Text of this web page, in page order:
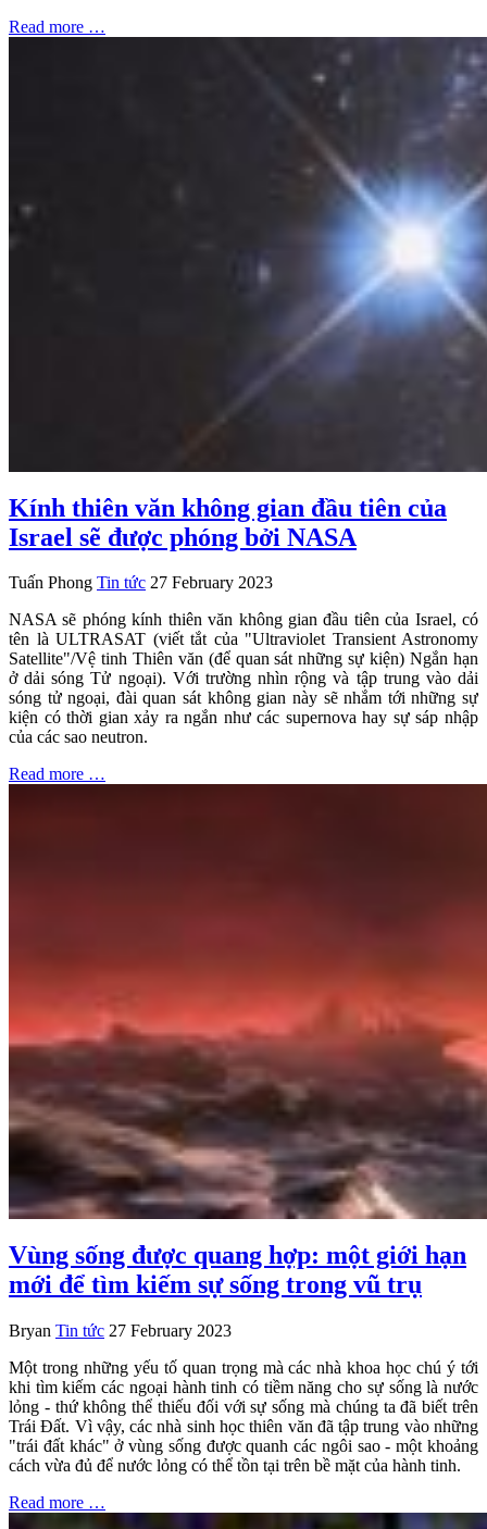
Read more …
Kính thiên văn không gian đầu tiên của
Israel sẽ được phóng bởi NASA
Tuấn Phong Tin tức 27 February 2023
NASA sẽ phóng kính thiên văn không gian đầu tiên của Israel, có
tên là ULTRASAT (viết tắt của "Ultraviolet Transient Astronomy
Satellite"/Vệ tinh Thiên văn (để quan sát những sự kiện) Ngắn hạn
ở dải sóng Tử ngoại). Với trường nhìn rộng và tập trung vào dải
sóng tử ngoại, đài quan sát không gian này sẽ nhắm tới những sự
kiện có thời gian xảy ra ngắn như các supernova hay sự sáp nhập
của các sao neutron.
Read more …
Vùng sống được quang hợp: một giới hạn
mới để tìm kiếm sự sống trong vũ trụ
Bryan Tin tức 27 February 2023
Một trong những yếu tố quan trọng mà các nhà khoa học chú ý tới
khi tìm kiếm các ngoại hành tinh có tiềm năng cho sự sống là nước
lỏng - thứ không thể thiếu đối với sự sống mà chúng ta đã biết trên
Trái Đất. Vì vậy, các nhà sinh học thiên văn đã tập trung vào những
"trái đất khác" ở vùng sống được quanh các ngôi sao - một khoảng
cách vừa đủ để nước lỏng có thể tồn tại trên bề mặt của hành tinh.
Read more …